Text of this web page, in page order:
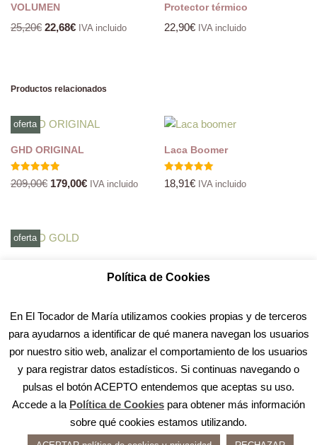
VOLUMEN
25,20€ 22,68€ IVA incluido
Protector térmico
22,90€ IVA incluido
Productos relacionados
oferta
GHD ORIGINAL
Valorado
con
209,00€ 179,00€ IVA incluido
Laca Boomer
Valorado
con
18,91€ IVA incluido
oferta
de 5
Política de Cookies
En El Tocador de María utilizamos cookies propias y de terceros
para ayudarnos a identificar de qué manera navegan los usuarios
por nuestro sitio web, analizar el comportamiento de los usuarios
y para registrar datos estadísticos. Si continuas navegando o
pulsas el botón ACEPTO entendemos que aceptas su uso.
Accede a la Política de Cookies para obtener más información
sobre qué cookies estamos utilizando.